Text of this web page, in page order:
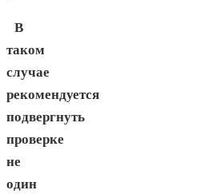
В
таком
случае
рекомендуется
подвергнуть
проверке
не
один